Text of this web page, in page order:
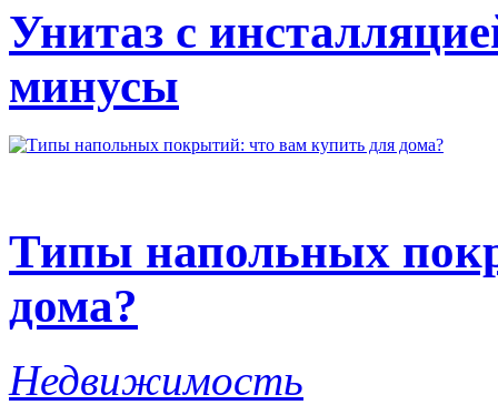
Унитаз с
минусы
Типы напольных
дома?
Недвижимость